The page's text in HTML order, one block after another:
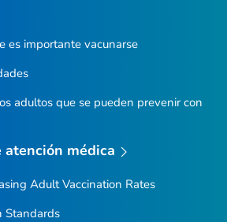
es importante vacunarse
adultos que se pueden prevenir con
atención médica
Adult Vaccination Rates
Standards